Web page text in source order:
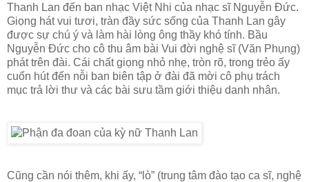
Thanh Lan đến ban nhạc Việt Nhi của nhạc sĩ Nguyễn Đức.
Giọng hát vui tươi, tràn đầy sức sống của Thanh Lan gây
được sự chú ý và làm hài lòng ông thầy khó tính. Bầu
Nguyễn Đức cho cô thu âm bài Vui đời nghệ sĩ (Văn Phụng)
phát trên đài. Cái chất giọng nhỏ nhẹ, tròn rõ, trong trẻo ấy
cuốn hút đến nỗi ban biên tập ở đài đã mời cô phụ trách
mục trả lời thư và các bài sưu tầm giới thiệu danh nhân.
Cũng cần nói thêm, khi ấy, “lò” (trung tâm đào tạo ca sĩ, nghệ